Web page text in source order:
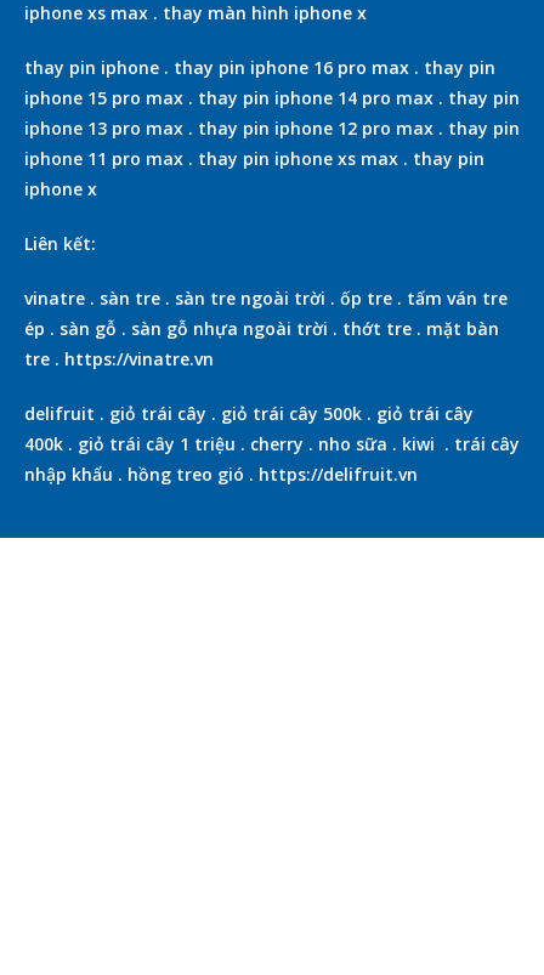
iphone xs max . thay màn hình iphone x
thay pin iphone . thay pin iphone 16 pro max . thay pin
iphone 15 pro max . thay pin iphone 14 pro max . thay pin
iphone 13 pro max . thay pin iphone 12 pro max . thay pin
iphone 11 pro max . thay pin iphone xs max . thay pin
iphone x
Liên kết:
vinatre . sàn tre . sàn tre ngoài trời . ốp tre . tấm ván tre
ép . sàn gỗ . sàn gỗ nhựa ngoài trời . thớt tre . mặt bàn
tre . https://vinatre.vn
delifruit . giỏ trái cây . giỏ trái cây 500k . giỏ trái cây
400k . giỏ trái cây 1 triệu . cherry . nho sữa . kiwi . trái cây
nhập khẩu . hồng treo gió . https://delifruit.vn